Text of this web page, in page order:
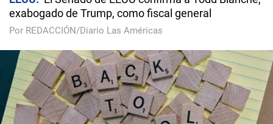
exabogado de Trump, como fiscal general
Por REDACCIÓN/Diario Las Américas